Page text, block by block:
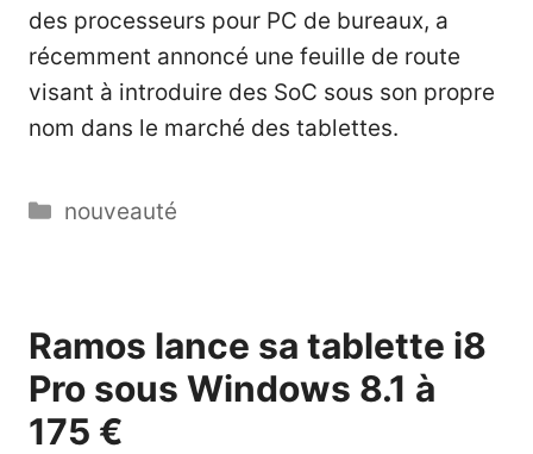
des processeurs pour PC de bureaux, a
récemment annoncé une feuille de route
visant à introduire des SoC sous son propre
nom dans le marché des tablettes.
Catégories
nouveauté
Ramos lance sa tablette i8
Pro sous Windows 8.1 à
175 €